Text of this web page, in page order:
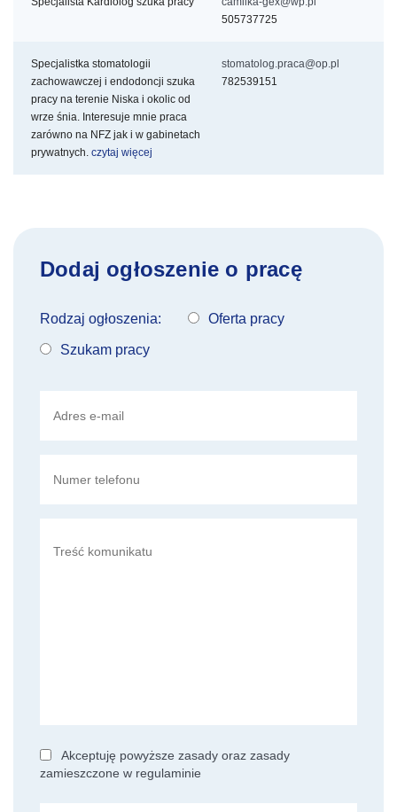
505737725
Specjalistka stomatologii
zachowawczej i endodoncji szuka
pracy na terenie Niska i okolic od
wrze śnia. Interesuje mnie praca
zarówno na NFZ jak i w gabinetach
prywatnych. czytaj więcej
stomatolog.praca@op.pl
782539151
Dodaj ogłoszenie o pracę
Rodzaj ogłoszenia: Oferta pracy
Szukam pracy
Akceptuję powyższe zasady oraz zasady
zamieszczone w regulaminie